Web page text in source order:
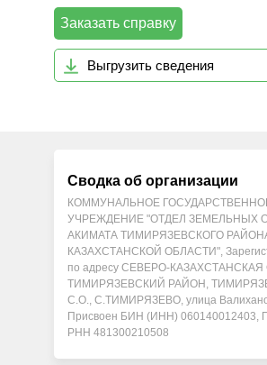
Заказать справку
Выгрузить сведения
Сводка об организации
КОММУНАЛЬНОЕ
УЧРЕЖДЕНИЕ "ОТДЕЛ ЗЕМЕЛЬНЫХ
АКИМАТА ТИМИРЯЗЕВСКОГО
КАЗАХСТАНСКОЙ ОБЛАСТИ", Зарегистрирован(а)
по адресу СЕВЕРО-КАЗАХСТАНСКАЯ
ТИМИРЯЗЕВСКИЙ РАЙОН,
С.О., С.ТИМИРЯЗЕВО, улица
Присвоен БИН (ИНН) 060140012403, Присвоен
РНН 481300210508